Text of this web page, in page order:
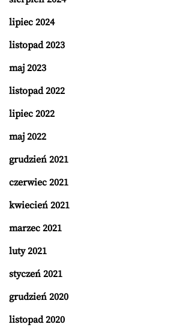
lipiec 2024
listopad 2023
maj 2023
listopad 2022
lipiec 2022
maj 2022
grudzień 2021
czerwiec 2021
kwiecień 2021
marzec 2021
luty 2021
styczeń 2021
grudzień 2020
listopad 2020